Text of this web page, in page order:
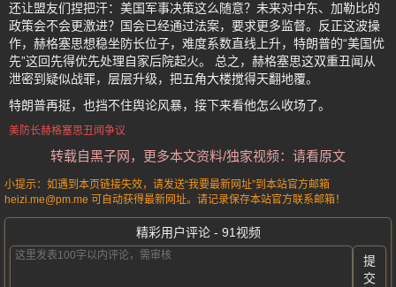
还让盟友们捏把汗：美国军事决策这么随意？未来对中东、加勒比的
政策会不会更激进？国会已经通过法案，要求更多监督。反正这波操
作，赫格塞思想稳坐防长位子，难度系数直线上升，特朗普的“美国优
先”这回先得优先处理自家后院起火。 总之，赫格塞思这双重丑闻从
泄密到疑似战罪，层层升级，把五角大楼搅得天翻地覆。
特朗普再挺，也挡不住舆论风暴，接下来看他怎么收场了。
美防长赫格塞思丑闻争议
转载自黑子网，更多本文资料/独家视频：请看原文
小提示：如遇到本页链接失效，请发送“我要最新网址”到本站官方邮箱
heizi.me@pm.me 可自动获得最新网址。请记录保存本站官方联系邮箱！
精彩用户评论 - 91视频
提
交